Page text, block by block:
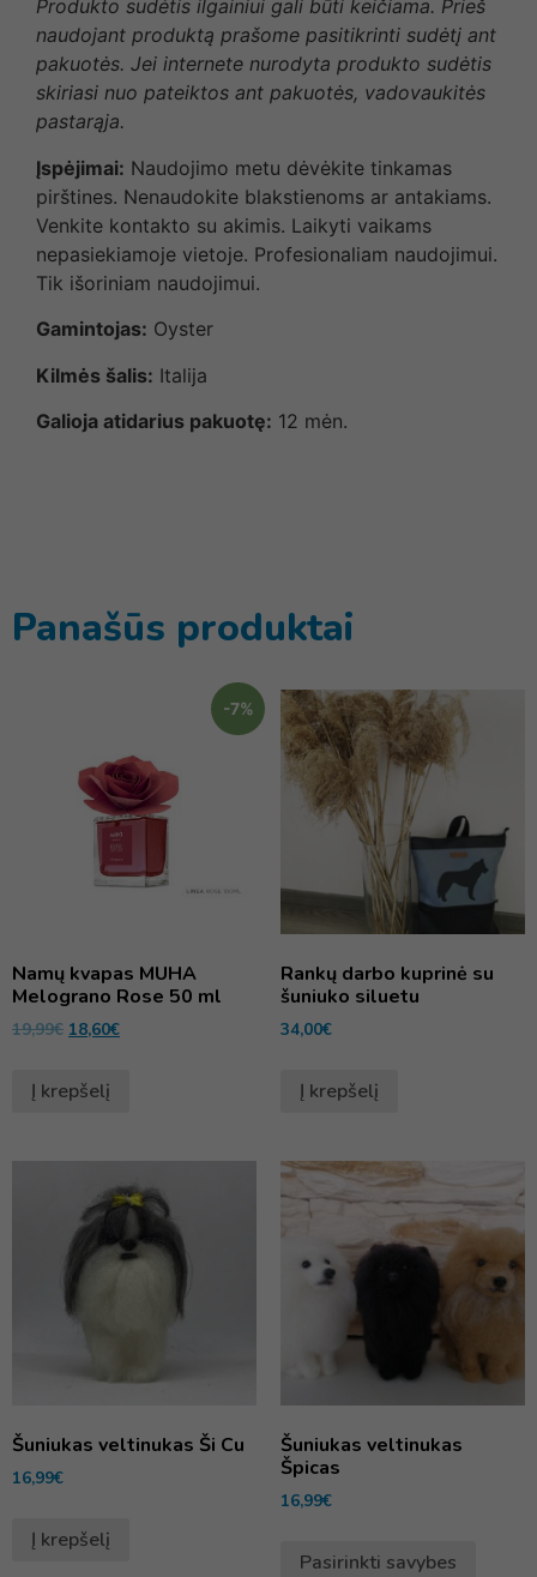
Produkto sudėtis ilgainiui gali būti keičiama. Prieš
naudojant produktą prašome pasitikrinti sudėtį ant
pakuotės. Jei internete nurodyta produkto sudėtis
skiriasi nuo pateiktos ant pakuotės, vadovaukitės
pastarąja.
Įspėjimai: Naudojimo metu dėvėkite tinkamas
pirštines. Nenaudokite blakstienoms ar antakiams.
Venkite kontakto su akimis. Laikyti vaikams
nepasiekiamoje vietoje. Profesionaliam naudojimui.
Tik išoriniam naudojimui.
Gamintojas: Oyster
Kilmės šalis: Italija
Galioja atidarius pakuotę: 12 mėn.
Panašūs produktai
-7%
Namų kvapas MUHA
Melograno Rose 50 ml
19,99€ 18,60€
Į krepšelį
Rankų darbo kuprinė su
šuniuko siluetu
34,00€
Į krepšelį
Šuniukas veltinukas Ši Cu
16,99€
Į krepšelį
Šuniukas veltinukas
Špicas
16,99€
Pasirinkti savybes